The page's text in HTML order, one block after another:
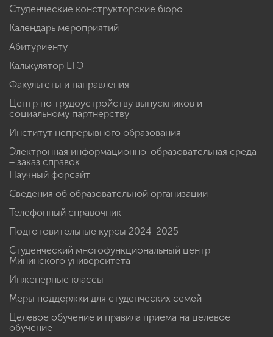
Студенческие конструкторские бюро
Календарь мероприятий
Абитуриенту
Калькулятор ЕГЭ
Факультеты и направления
Центр по трудоустройству выпускников и
социальному партнерству
Институт непрерывного образования
Электронная информационно-образовательная среда
+ заказ справок
Научный форсайт
Сведения об образовательной организации
Телефонный справочник
Подготовительные курсы 2024-2025
Студенческий многофункциональный центр
Мининского университета
Инженерные классы
Меры поддержки для студенческих семей
Целевое обучение и правила приема на целевое
обучение